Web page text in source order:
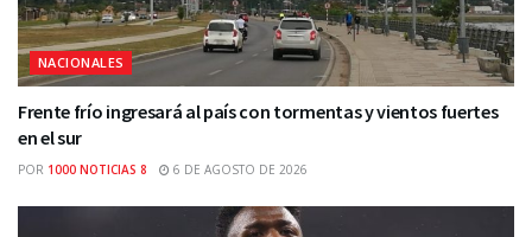
NACIONALES
Frente frío ingresará al país con tormentas y vientos fuertes
en el sur
POR 1000 NOTICIAS 8 6 DE AGOSTO DE 2026